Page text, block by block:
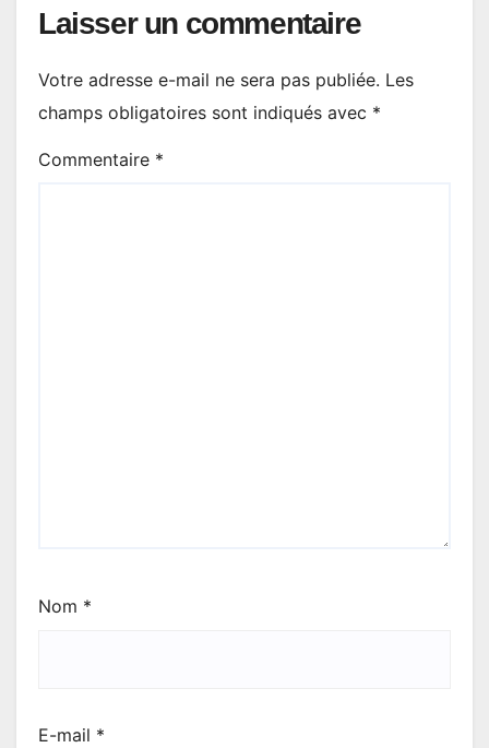
Laisser un commentaire
Votre adresse e-mail ne sera pas publiée. Les
champs obligatoires sont indiqués avec *
Commentaire *
Nom *
E-mail *